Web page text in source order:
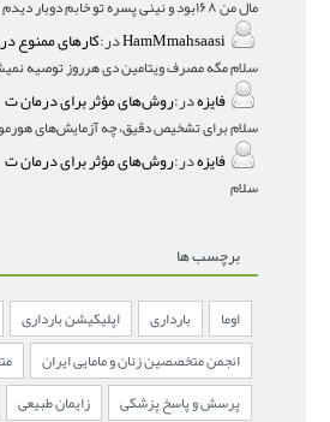
HamMmahsaasiدر:کارهای ممنوع
فایزهدر:روش‌های مؤثر برای درمان ت
فایزهدر:روش‌های مؤثر برای درمان ت
سلام
برچسب ها
اوما بارداری اپلیکیشن بارداری
انجمن متخصصین زنان و مامایی ایران
پرسش و پاسخ پزشکی
زایمان طبیعی